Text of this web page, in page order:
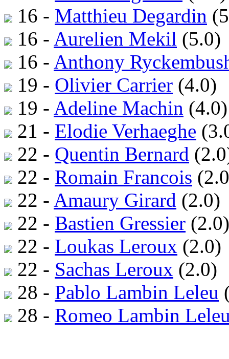
16 - Matthieu Degardin
16 - Aurelien Mekil (5.0)
16 - Anthony
19 - Olivier Carrier (4.0)
19 - Adeline Machin (4.0)
21 - Elodie Verhaeghe
22 - Quentin Bernard
22 - Romain Francois
22 - Amaury Girard (2.0)
22 - Bastien Gressier (2.0)
22 - Loukas Leroux (2.0)
22 - Sachas Leroux (2.0)
28 - Pablo Lambin Leleu
28 - Romeo Lambin